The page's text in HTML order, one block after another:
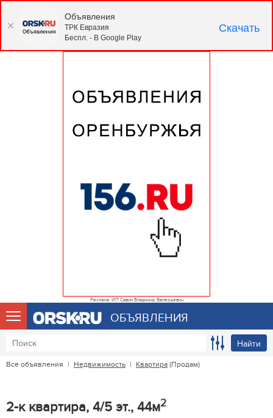
Реклама. ИП Савин Владимир Валерьевич
ОБЪЯВЛЕНИЯ
Найти
Все объявления | Недвижимость | Квартира (Продам)
2-к квартира, 4/5 эт., 44м2
Объявления
ТРК Евразия
Беспл. - В Google Play
Скачать